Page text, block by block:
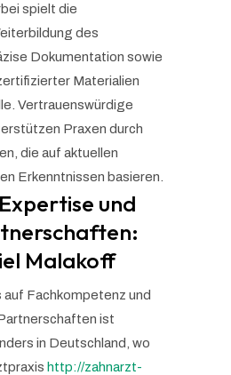
spielt die
des
Dokumentation sowie
Materialien
Vertrauenswürdige
Praxen durch
die auf aktuellen
Erkenntnissen basieren.
und
Malakoff
auf Fachkompetenz und
ist
in Deutschland, wo
http://zahnarzt-